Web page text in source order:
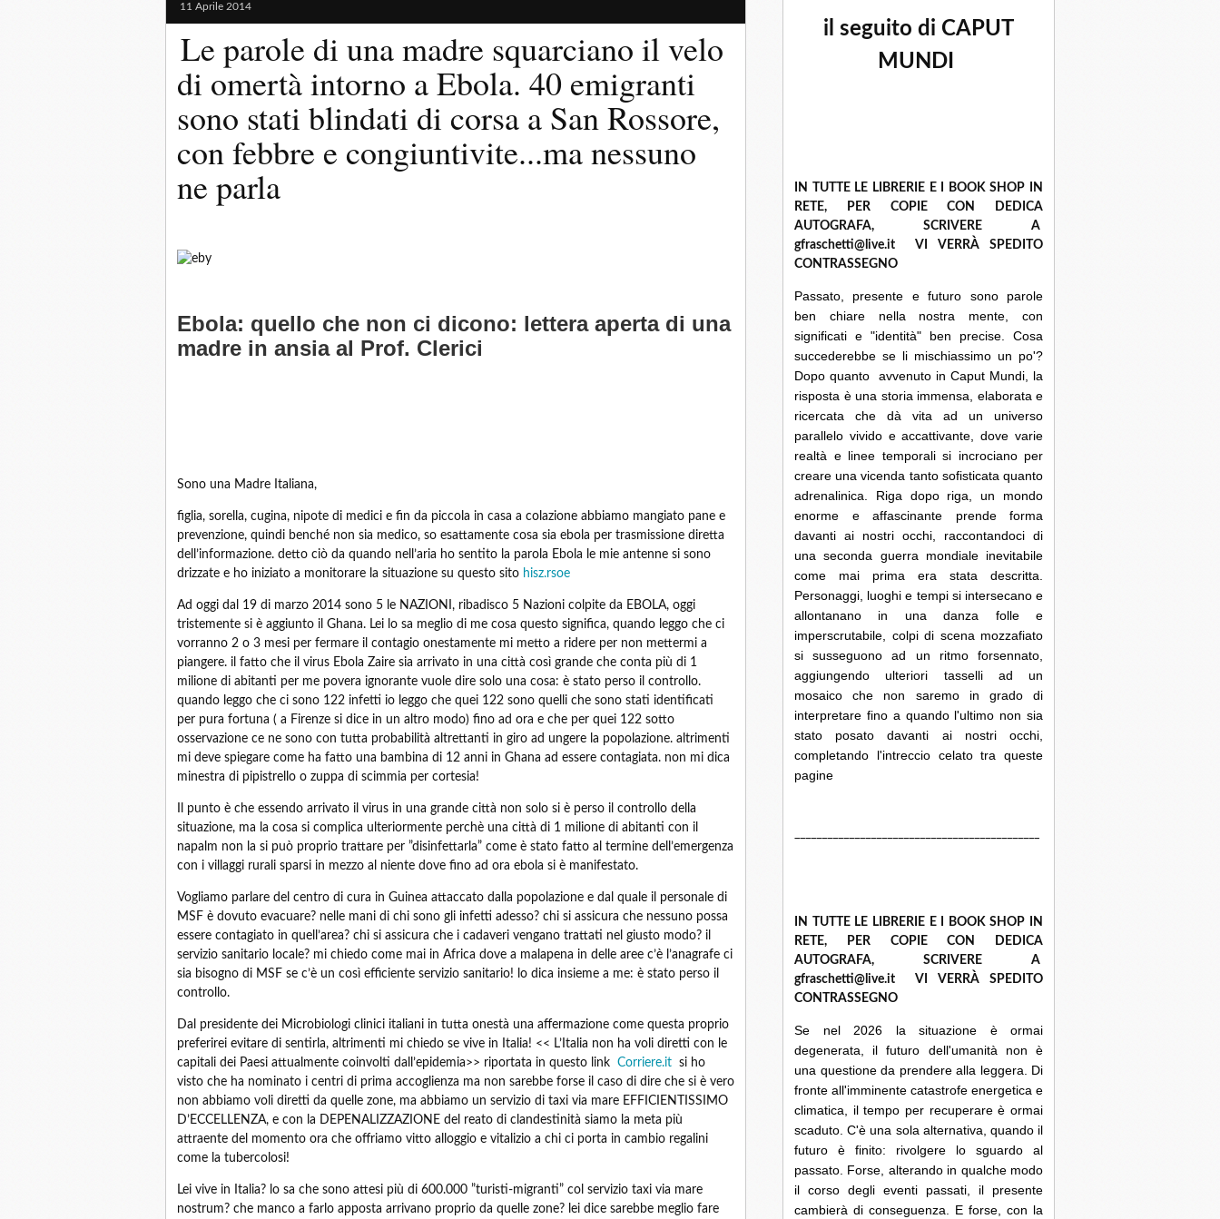
11 Aprile 2014
Le parole di una madre squarciano il velo
di omertà intorno a Ebola. 40 emigranti
sono stati blindati di corsa a San Rossore,
con febbre e congiuntivite...ma nessuno
ne parla
Ebola: quello che non ci dicono: lettera aperta di una
madre in ansia al Prof. Clerici
Sono una Madre Italiana,
figlia, sorella, cugina, nipote di medici e fin da piccola in casa a colazione abbiamo mangiato pane e
prevenzione, quindi benché non sia medico, so esattamente cosa sia ebola per trasmissione diretta
dell’informazione. detto ciò da quando nell’aria ho sentito la parola Ebola le mie antenne si sono
drizzate e ho iniziato a monitorare la situazione su questo sito hisz.rsoe
Ad oggi dal 19 di marzo 2014 sono 5 le NAZIONI, ribadisco 5 Nazioni colpite da EBOLA, oggi
tristemente si è aggiunto il Ghana. Lei lo sa meglio di me cosa questo significa, quando leggo che ci
vorranno 2 o 3 mesi per fermare il contagio onestamente mi metto a ridere per non mettermi a
piangere. il fatto che il virus Ebola Zaire sia arrivato in una città così grande che conta più di 1
milione di abitanti per me povera ignorante vuole dire solo una cosa: è stato perso il controllo.
quando leggo che ci sono 122 infetti io leggo che quei 122 sono quelli che sono stati identificati
per pura fortuna ( a Firenze si dice in un altro modo) fino ad ora e che per quei 122 sotto
osservazione ce ne sono con tutta probabilità altrettanti in giro ad ungere la popolazione. altrimenti
mi deve spiegare come ha fatto una bambina di 12 anni in Ghana ad essere contagiata. non mi dica
minestra di pipistrello o zuppa di scimmia per cortesia!
Il punto è che essendo arrivato il virus in una grande città non solo si è perso il controllo della
situazione, ma la cosa si complica ulteriormente perchè una città di 1 milione di abitanti con il
napalm non la si può proprio trattare per ”disinfettarla” come è stato fatto al termine dell’emergenza
con i villaggi rurali sparsi in mezzo al niente dove fino ad ora ebola si è manifestato.
Vogliamo parlare del centro di cura in Guinea attaccato dalla popolazione e dal quale il personale di
MSF è dovuto evacuare? nelle mani di chi sono gli infetti adesso? chi si assicura che nessuno possa
essere contagiato in quell’area? chi si assicura che i cadaveri vengano trattati nel giusto modo? il
servizio sanitario locale? mi chiedo come mai in Africa dove a malapena in delle aree c’è l’anagrafe ci
sia bisogno di MSF se c’è un così efficiente servizio sanitario! lo dica insieme a me: è stato perso il
controllo.
Dal presidente dei Microbiologi clinici italiani in tutta onestà una affermazione come questa proprio
preferirei evitare di sentirla, altrimenti mi chiedo se vive in Italia! << L’Italia non ha voli diretti con le
capitali dei Paesi attualmente coinvolti dall’epidemia>> riportata in questo link Corriere.it si ho
visto che ha nominato i centri di prima accoglienza ma non sarebbe forse il caso di dire che si è vero
non abbiamo voli diretti da quelle zone, ma abbiamo un servizio di taxi via mare EFFICIENTISSIMO
D’ECCELLENZA, e con la DEPENALIZZAZIONE del reato di clandestinità siamo la meta più
attraente del momento ora che offriamo vitto alloggio e vitalizio a chi ci porta in cambio regalini
come la tubercolosi!
Lei vive in Italia? lo sa che sono attesi più di 600.000 ”turisti-migranti” col servizio taxi via mare
nostrum? che manco a farlo apposta arrivano proprio da quelle zone? lei dice sarebbe meglio fare
il seguito di CAPUT
MUNDI
IN TUTTE LE LIBRERIE E I BOOK SHOP IN
RETE, PER COPIE CON DEDICA
AUTOGRAFA, SCRIVERE A
gfraschetti@live.it VI VERRÀ SPEDITO
CONTRASSEGNO
Passato, presente e futuro sono parole
ben chiare nella nostra mente, con
significati e "identità" ben precise. Cosa
succederebbe se li mischiassimo un po'?
Dopo quanto avvenuto in Caput Mundi, la
risposta è una storia immensa, elaborata e
ricercata che dà vita ad un universo
parallelo vivido e accattivante, dove varie
realtà e linee temporali si incrociano per
creare una vicenda tanto sofisticata quanto
adrenalinica. Riga dopo riga, un mondo
enorme e affascinante prende forma
davanti ai nostri occhi, raccontandoci di
una seconda guerra mondiale inevitabile
come mai prima era stata descritta.
Personaggi, luoghi e tempi si intersecano e
allontanano in una danza folle e
imperscrutabile, colpi di scena mozzafiato
si susseguono ad un ritmo forsennato,
aggiungendo ulteriori tasselli ad un
mosaico che non saremo in grado di
interpretare fino a quando l'ultimo non sia
stato posato davanti ai nostri occhi,
completando l'intreccio celato tra queste
pagine
IN TUTTE LE LIBRERIE E I BOOK SHOP IN
RETE, PER COPIE CON DEDICA
AUTOGRAFA, SCRIVERE A
gfraschetti@live.it VI VERRÀ SPEDITO
CONTRASSEGNO
Se nel 2026 la situazione è ormai
degenerata, il futuro dell'umanità non è
una questione da prendere alla leggera. Di
fronte all'imminente catastrofe energetica e
climatica, il tempo per recuperare è ormai
scaduto. C'è una sola alternativa, quando il
futuro è finito: rivolgere lo sguardo al
passato. Forse, alterando in qualche modo
il corso degli eventi passati, il presente
cambierà di conseguenza. E forse, con la